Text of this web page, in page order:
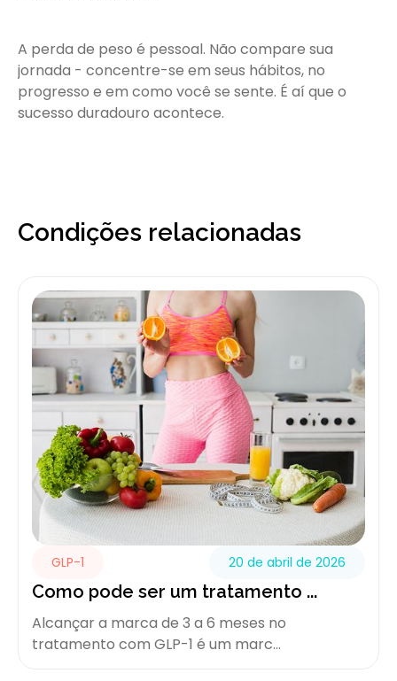
A perda de peso é pessoal. Não compare sua
jornada - concentre-se em seus hábitos, no
progresso e em como você se sente. É aí que o
sucesso duradouro acontece.
Condições relacionadas
GLP-1 20 de abril de 2026
Como pode ser um tratamento ...
Alcançar a marca de 3 a 6 meses no
tratamento com GLP-1 é um marc...